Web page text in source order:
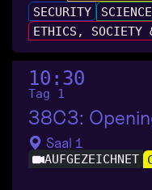
SECURITY
SCIENCE
ETHICS, SOCIETY
10:30
Tag 1
38C3:
Saal 1
AUFGEZEICHNET